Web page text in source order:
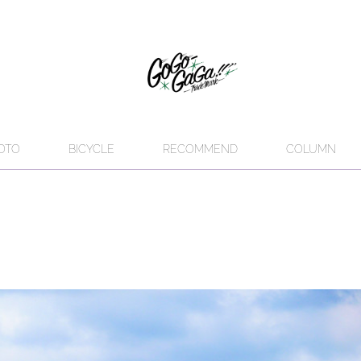
BICYCLE RECOMMEND COLUMN